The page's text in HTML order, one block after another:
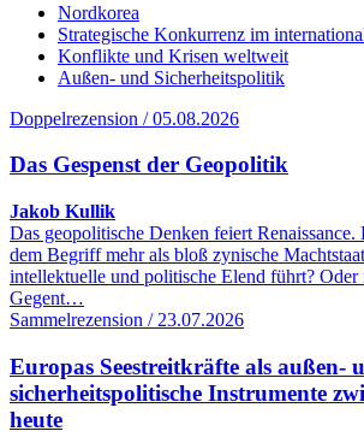
Nordkorea
Strategische Konkurrenz im
Konflikte und Krisen weltweit
Außen- und Sicherheitspolitik
Doppelrezension / 05.08.2026
Das Gespenst der Geopolitik
Jakob Kullik
Das geopolitische Denken feiert
dem Begriff mehr als bloß zynische
intellektuelle und politische Elend führt?
Gegent…
Sammelrezension / 23.07.2026
Europas Seestreitkräfte als außen-
sicherheitspolitische Instrumente
heute